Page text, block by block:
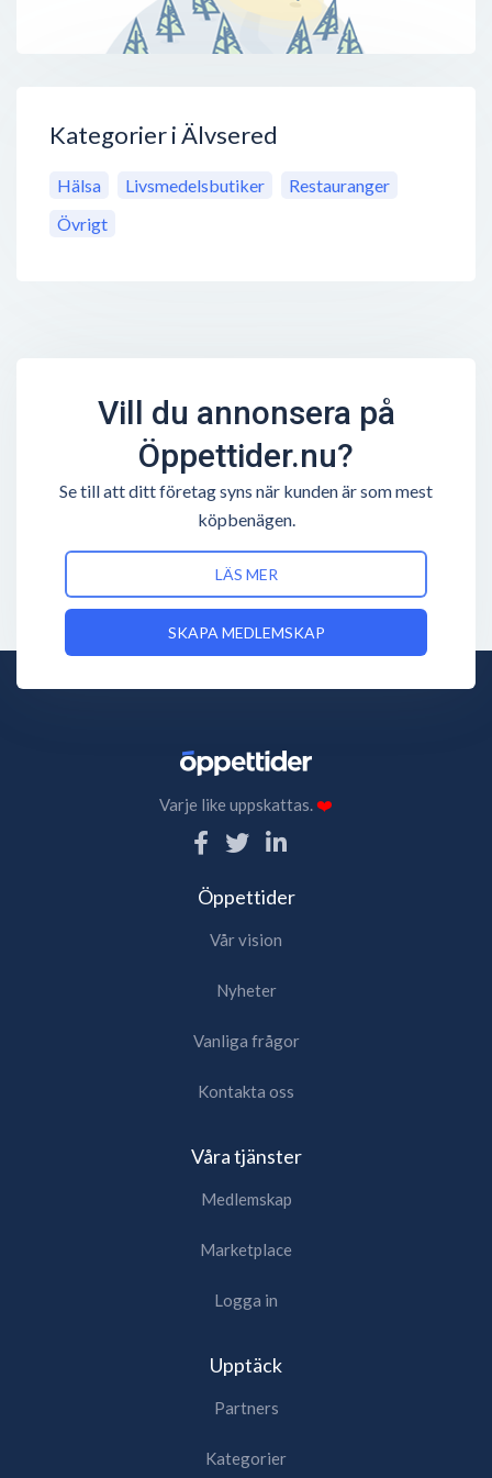
Kategorier i Älvsered
Hälsa Livsmedelsbutiker
Restauranger
Övrigt
Vill du annonsera på
Öppettider.nu?
Se till att ditt företag syns när kunden är som mest
köpbenägen.
LÄS MER
SKAPA MEDLEMSKAP
Varje like uppskattas.❤️
Öppettider
Vår vision
Nyheter
Vanliga frågor
Kontakta oss
Våra tjänster
Medlemskap
Marketplace
Logga in
Upptäck
Partners
Kategorier